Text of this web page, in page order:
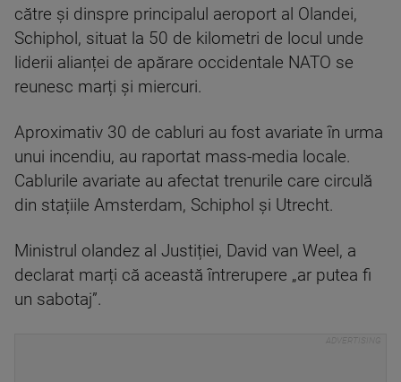
către și dinspre principalul aeroport al Olandei,
Schiphol, situat la 50 de kilometri de locul unde
liderii alianței de apărare occidentale NATO se
reunesc marți și miercuri.
Aproximativ 30 de cabluri au fost avariate în urma
unui incendiu, au raportat mass-media locale.
Cablurile avariate au afectat trenurile care circulă
din stațiile Amsterdam, Schiphol și Utrecht.
Ministrul olandez al Justiției, David van Weel, a
declarat marți că această întrerupere „ar putea fi
un sabotaj”.